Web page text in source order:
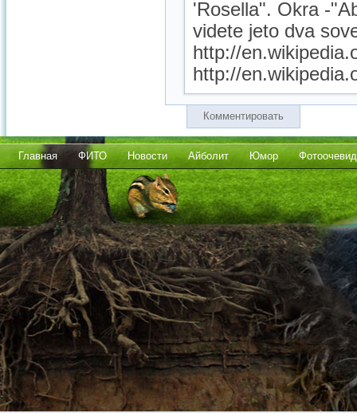
'Rosella". Okra -
videte jeto dva
http://
http://
Комментировать
Главная ФИТО Новости Айболит Юмор